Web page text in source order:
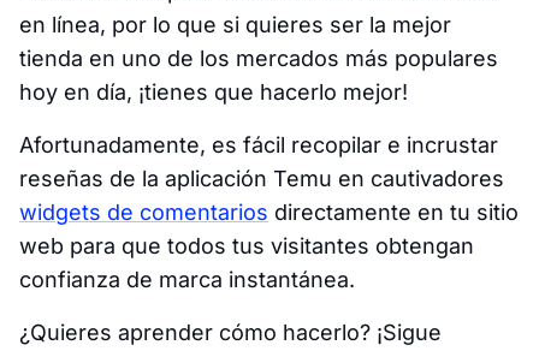
en línea, por lo que si quieres ser la mejor
tienda en uno de los mercados más populares
hoy en día, ¡tienes que hacerlo mejor!
Afortunadamente, es fácil recopilar e incrustar
reseñas de la aplicación Temu en cautivadores
widgets de comentarios directamente en tu sitio
web para que todos tus visitantes obtengan
confianza de marca instantánea.
¿Quieres aprender cómo hacerlo? ¡Sigue